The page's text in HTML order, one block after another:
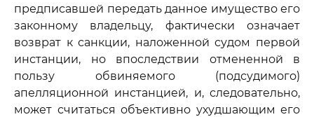
предписавшей передать данное имущество его
законному владельцу, фактически означает
возврат к санкции, наложенной судом первой
инстанции, но впоследствии отмененной в
пользу обвиняемого (подсудимого)
апелляционной инстанцией, и, следовательно,
может считаться объективно ухудшающим его